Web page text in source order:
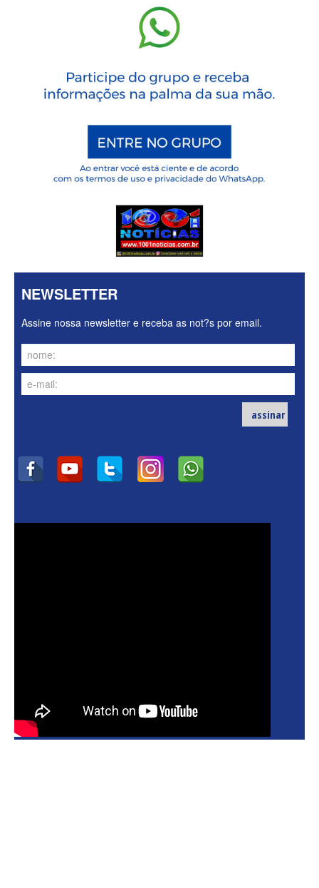
NEWSLETTER
Assine nossa newsletter e receba as not?s por email.